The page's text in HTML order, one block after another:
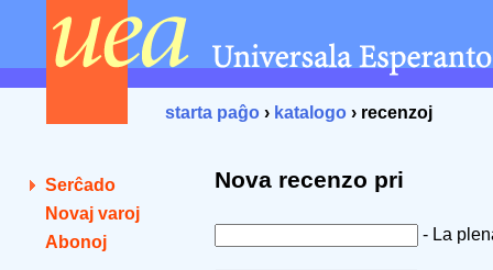
starta paĝo › katalogo › recenzoj
Serĉado
Novaj varoj
Abonoj
Nova recenzo pri
- La